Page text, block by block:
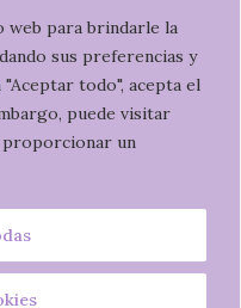
para brindarle la
sus preferencias y
todo", acepta el
puede visitar
proporcionar un
I
n
s
g
r
a
m